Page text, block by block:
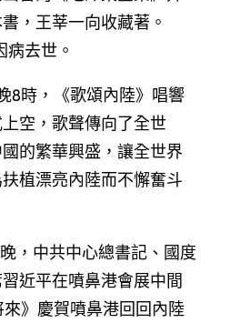
，王莘一向收藏著。
去世。
，《歌頌內陸》唱響
空，歌聲傳向了全世
的繁華興盛，讓全世界
植漂亮內陸而不懈奮斗
中共中心總書記、國度
近平在噴鼻港會展中間
來》慶賀噴鼻港回回內陸